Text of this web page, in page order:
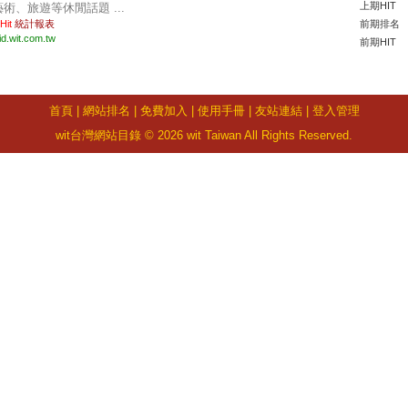
術、旅遊等休閒話題 ...
統計報表
上期HIT
前期排名
前期HIT
首頁| 網站排名 免費加入 使用手冊| 友站連結| 登入管理
wit台灣網站目錄 © 2026 wit Taiwan All Rights Reserved.